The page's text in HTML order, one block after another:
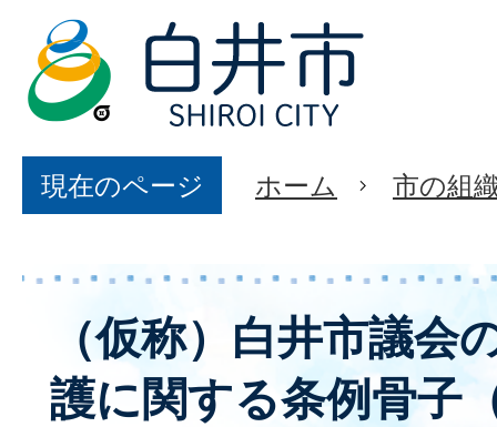
現在のページ ホーム 市の組
（仮称）白井市議会
護に関する条例骨子